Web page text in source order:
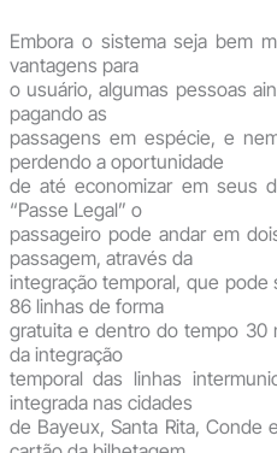
Embora o sistema seja bem
vantagens para
o usuário, algumas pessoas
pagando as
passagens em espécie, e
perdendo a oportunidade
de até economizar em seus
“Passe Legal” o
passageiro pode andar em
passagem, através da
integração temporal, que
86 linhas de forma
gratuita e dentro do tempo 30
da integração
temporal das linhas
integrada nas cidades
de Bayeux, Santa Rita, Conde